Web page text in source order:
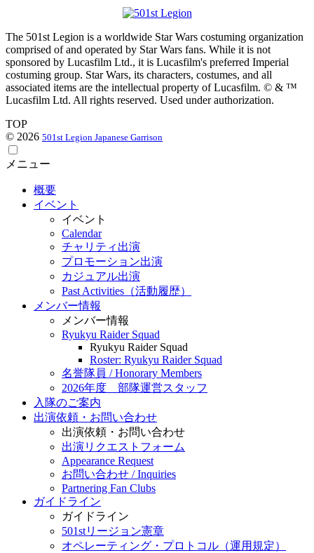
The 501st Legion is a worldwide Star Wars costuming organization
comprised of and operated by Star Wars fans. While it is not
sponsored by Lucasfilm Ltd., it is Lucasfilm's preferred Imperial
costuming group. Star Wars, its characters, costumes, and all
associated items are the intellectual property of Lucasfilm. © & ™
Lucasfilm Ltd. All rights reserved. Used under authorization.
TOP
© 2026 501st Legion Japanese Garrison
メニュー
概要
イベント
イベント
Calendar
チャリティ出演
プロモーション出演
カジュアル出演
Past Activities（活動履歴）
メンバー情報
メンバー情報
Ryukyu Raider Squad
Ryukyu Raider Squad
Roster: Ryukyu Raider Squad
名誉隊員 / Honorary Members
2026年度 部隊運営スタッフ
入隊のご案内
出演依頼・お問い合わせ
出演依頼・お問い合わせ
出演リクエストフォーム
Appearance Request
お問い合わせ / Inquiries
Partnering Fan Clubs
ガイドライン
ガイドライン
501stリージョン憲章
オペレーティング・プロトコル（運用規定）